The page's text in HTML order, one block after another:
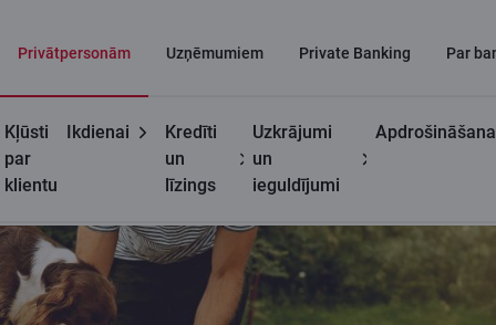
Privātpersonām Uzņēmumiem Private Banking Par
Kļūsti
par
klientu
Ikdienai
Kredīti
un
līzings
Uzkrājumi
un
ieguldījumi
Apdrošināšana
Privātpersonām Mazais mājokļa kredīts